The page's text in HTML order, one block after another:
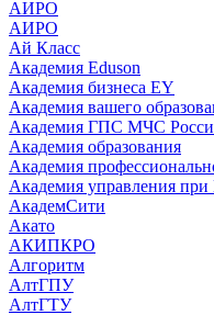
АИРО
АИРО
Ай Класс
Академия Eduson
Академия бизнеса EY
Академия вашего
Академия ГПС МЧС
Академия образования
Академия
Академия управления при
АкадемСити
Акато
АКИПКРО
Алгоритм
АлтГПУ
АлтГТУ